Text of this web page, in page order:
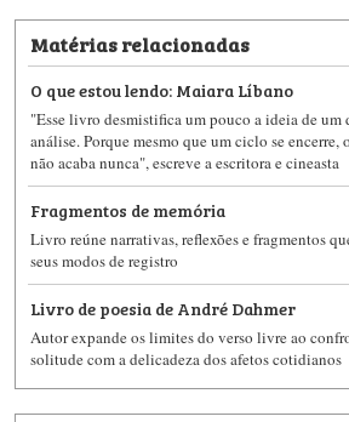
Matérias relacionadas
O que estou lendo: Maiara Líbano
"Esse livro desmistifica um pouco a ideia de um
análise. Porque mesmo que um ciclo se encerre,
não acaba nunca", escreve a escritora e cineasta
Fragmentos de memória
Livro reúne narrativas, reflexões e fragmentos
seus modos de registro
Livro de poesia de André Dahmer
Autor expande os limites do verso livre ao
solitude com a delicadeza dos afetos cotidianos